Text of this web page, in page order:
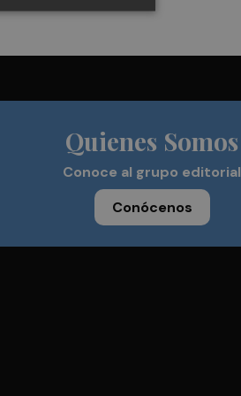
Quienes Somos
Conoce al grupo editorial
Conócenos